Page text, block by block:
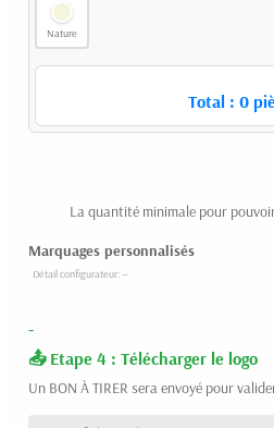
Nature
Total : 0
La quantité minimale pour
Marquages personnalisés
-
Etape 4 : Télécharger le logo
Un BON À TIRER sera envoyé pour